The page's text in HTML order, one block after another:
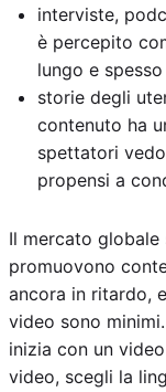
interviste,
è percepito
lungo e
storie degli
contenuto ha
spettatori
propensi a
Il mercato
promuovono
ancora in ritardo,
video sono
inizia con un
video, scegli la